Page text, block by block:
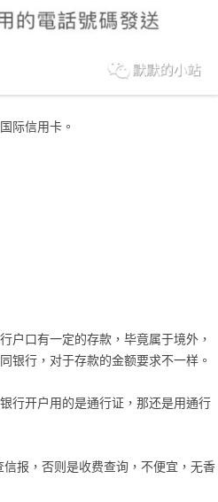
际信用卡。
户口有一定的存款，毕竟属于境外，
银行，对于存款的金额要求不一样。
行开户用的是通行证，那还是用通行
报，否则是收费查询，不便宜，无香